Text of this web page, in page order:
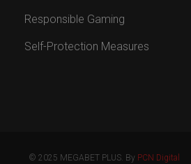
Responsible Gaming
Self-Protection Measures
© 2025 MEGABET PLUS. By PCN Digital